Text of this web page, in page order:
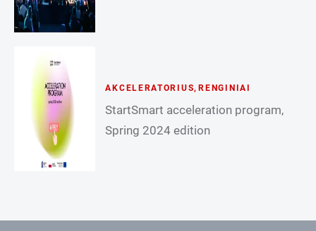
AKCELERATORIUS, RENGINIAI
StartSmart acceleration program,
Spring 2024 edition